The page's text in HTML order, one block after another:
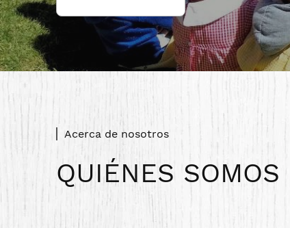
Acerca de nosotros
QUIÉNES SOMOS